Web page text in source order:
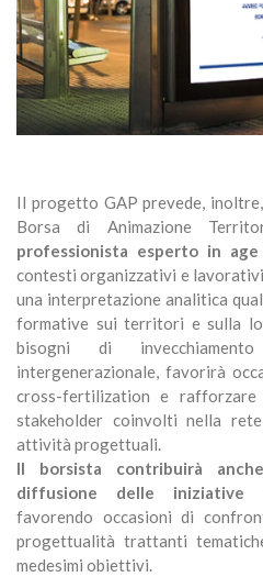
Il progetto GAP prevede, inoltre,
Borsa di Animazione
professionista esperto in
contesti organizzativi e
una interpretazione analitica
formative sui territori e sulla
bisogni di
intergenerazionale, favorirà
cross-fertilization e
stakeholder coinvolti nella
attività progettuali.
Il borsista contribuirà
diffusione delle iniziative
favorendo occasioni di
progettualità trattanti
medesimi obiettivi.